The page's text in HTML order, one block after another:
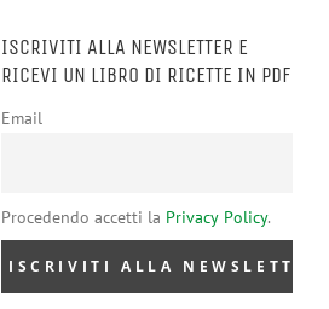
ISCRIVITI ALLA NEWSLETTER E
RICEVI UN LIBRO DI RICETTE IN PDF
Email
Procedendo accetti la Privacy Policy.